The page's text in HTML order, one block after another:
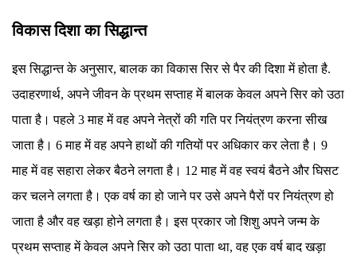
विकास दिशा का सिद्धान्त
इस सिद्धान्त के अनुसार, बालक का विकास सिर से पैर की दिशा में होता है.
उदाहरणार्थ, अपने जीवन के प्रथम सप्ताह में बालक केवल अपने सिर को उठा
पाता है। पहले 3 माह में वह अपने नेत्रों की गति पर नियंत्रण करना सीख
जाता है। 6 माह में वह अपने हाथों की गतियों पर अधिकार कर लेता है। 9
माह में वह सहारा लेकर बैठने लगता है। 12 माह में वह स्वयं बैठने और घिसट
कर चलने लगता है। एक वर्ष का हो जाने पर उसे अपने पैरों पर नियंत्रण हो
जाता है और वह खड़ा होने लगता है। इस प्रकार जो शिशु अपने जन्म के
प्रथम सप्ताह में केवल अपने सिर को उठा पाता था, वह एक वर्ष बाद खड़ा